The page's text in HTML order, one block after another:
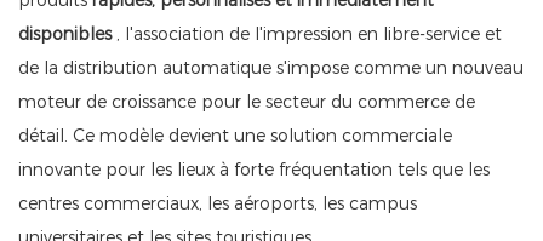
disponibles, l'association de l'impression en libre-service et
de la distribution automatique s'impose comme un nouveau
moteur de croissance pour le secteur du commerce de
détail. Ce modèle devient une solution commerciale
innovante pour les lieux à forte fréquentation tels que les
centres commerciaux, les aéroports, les campus